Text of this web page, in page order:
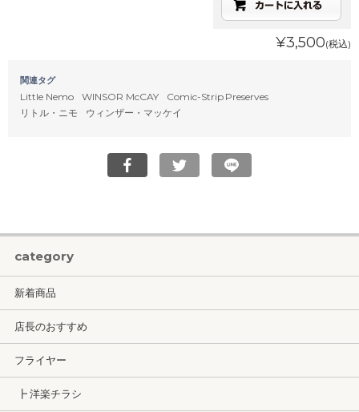
¥3,500(税込)
関連タグ
Little Nemo WINSOR McCAY
Comic-Strip Preserves
リトル・ニモ
ウィンザー・マッケイ
category
新着商品
店長のおすすめ
フライヤー
┣ 洋楽チラシ